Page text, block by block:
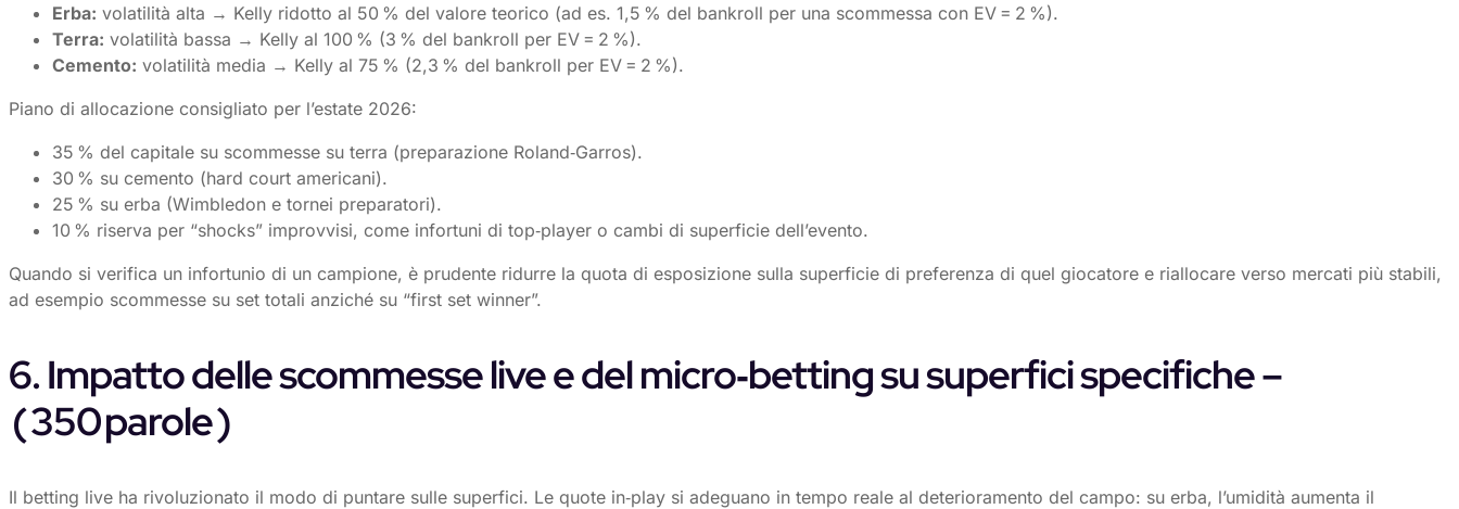
Erba: volatilità alta → Kelly ridotto al 50 % del valore teorico (ad es. 1,5 % del bankroll per una scommessa con EV = 2 %).
Terra: volatilità bassa → Kelly al 100 % (3 % del bankroll per EV = 2 %).
Cemento: volatilità media → Kelly al 75 % (2,3 % del bankroll per EV = 2 %).
Piano di allocazione consigliato per l’estate 2026:
35 % del capitale su scommesse su terra (preparazione Roland‑Garros).
30 % su cemento (hard court americani).
25 % su erba (Wimbledon e tornei preparatori).
10 % riserva per “shocks” improvvisi, come infortuni di top‑player o cambi di superficie dell’evento.
Quando si verifica un infortunio di un campione, è prudente ridurre la quota di esposizione sulla superficie di preferenza di quel giocatore e riallocare verso mercati più stabili,
ad esempio scommesse su set totali anziché su “first set winner”.
6. Impatto delle scommesse live e del micro‑betting su superfici specifiche –
( 350 parole )
Il betting live ha rivoluzionato il modo di puntare sulle superfici. Le quote in‑play si adeguano in tempo reale al deterioramento del campo: su erba, l’umidità aumenta il